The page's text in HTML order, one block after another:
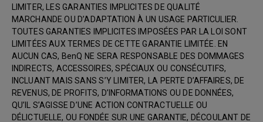
LIMITER, LES GARANTIES IMPLICITES DE QUALITÉ
MARCHANDE OU D’ADAPTATION À UN USAGE PARTICULIER.
TOUTES GARANTIES IMPLICITES IMPOSÉES PAR LA LOI SONT
LIMITÉES AUX TERMES DE CETTE GARANTIE LIMITÉE. EN
AUCUN CAS, BenQ NE SERA RESPONSABLE DES DOMMAGES
INDIRECTS, ACCESSOIRES, SPÉCIAUX OU CONSÉCUTIFS,
INCLUANT MAIS SANS S’Y LIMITER, LA PERTE D’AFFAIRES, DE
REVENUS, DE PROFITS, D’INFORMATIONS OU DE DONNÉES,
QU’IL S’AGISSE D’UNE ACTION CONTRACTUELLE OU
DÉLICTUELLE, OU FONDÉE SUR UNE GARANTIE, DÉCOULANT DE